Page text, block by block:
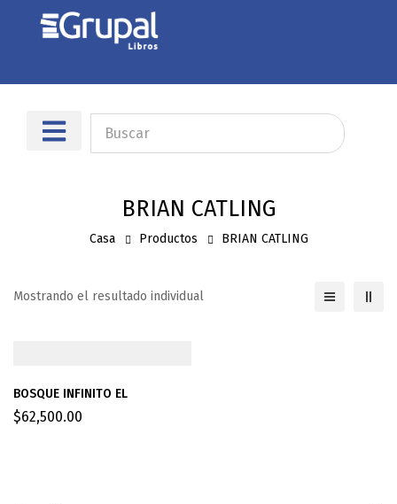
BRIAN CATLING
Casa Productos BRIAN CATLING
Mostrando el resultado individual
BOSQUE INFINITO EL
$62,500.00